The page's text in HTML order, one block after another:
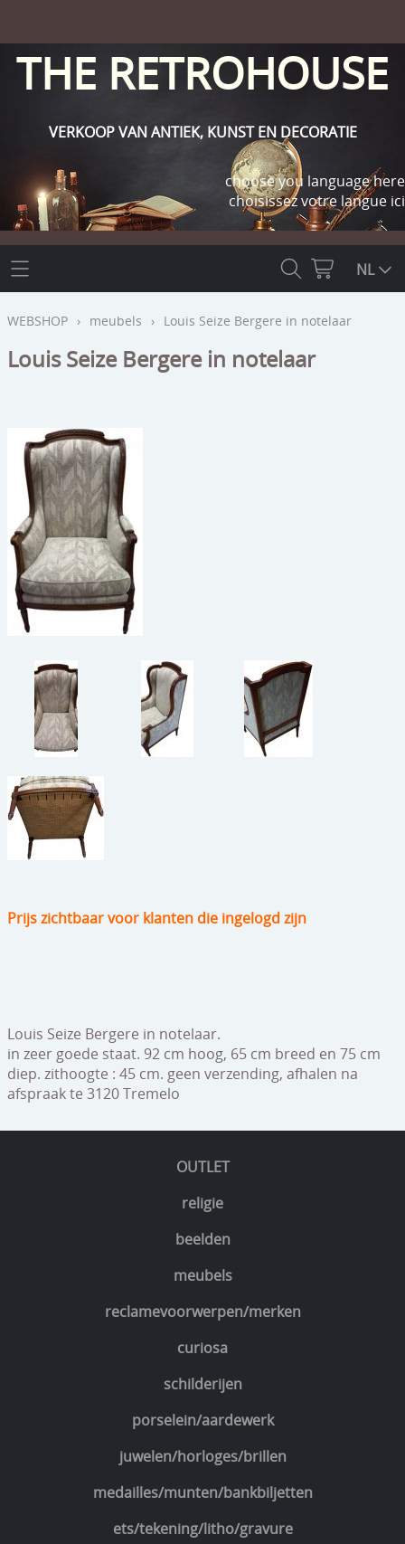
THE RETROHOUSE
VERKOOP VAN ANTIEK, KUNST EN DECORATIE
choose you language here
choisissez votre langue ici
THE RETROHOUSE
WEBSHOP
OUTLET
beelden
meubels
reclamevoorwerpen/merken
curiosa
schilderijen
porselein/aardewerk
medailles/munten/bankbiljetten
ets/tekening/litho/gravure
glaswerk
lamp/luchter
speelgoed
zilverwerk
geschenkcheques
INFO
CONTACT
NL
OUTLET
religie
beelden
meubels
reclamevoorwerpen/merken
curiosa
schilderijen
porselein/aardewerk
juwelen/horloges/brillen
medailles/munten/bankbiljetten
ets/tekening/litho/gravure
WEBSHOP › meubels › Louis Seize Bergere in notelaar
Louis Seize Bergere in notelaar
Prijs zichtbaar voor klanten die ingelogd zijn
Louis Seize Bergere in notelaar.
in zeer goede staat. 92 cm hoog, 65 cm breed en 75 cm
diep. zithoogte : 45 cm. geen verzending, afhalen na
afspraak te 3120 Tremelo